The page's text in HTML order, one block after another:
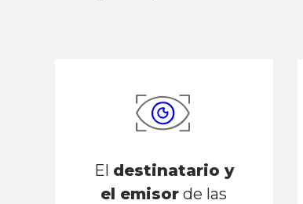
El destinatario y
el emisor de las